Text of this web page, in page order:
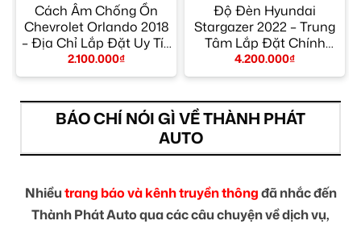
Cách Âm Chống Ồn
Chevrolet Orlando 2018
– Địa Chỉ Lắp Đặt Uy Tín
TPHCM
2.100.000₫
Độ Đèn Hyundai
Stargazer 2022 – Trung
Tâm Lắp Đặt Chính
Hãng Giá Tốt TPHCM
4.200.000₫
BÁO CHÍ NÓI GÌ VỀ THÀNH PHÁT
AUTO
Nhiềutrang báo và kênh truyền thôngđã nhắc đến
Thành Phát Auto qua các câu chuyện về dịch vụ,